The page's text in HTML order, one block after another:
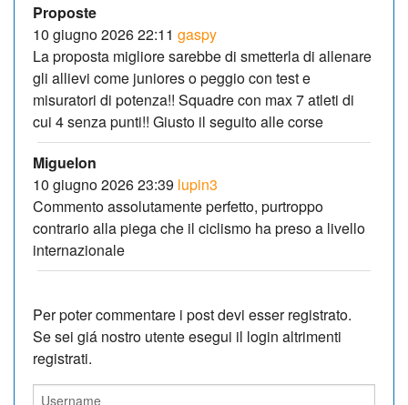
Proposte
10 giugno 2026 22:11 gaspy
La proposta migliore sarebbe di smetterla di allenare
gli allievi come juniores o peggio con test e
misuratori di potenza!! Squadre con max 7 atleti di
cui 4 senza punti!! Giusto il seguito alle corse
Miguelon
10 giugno 2026 23:39 lupin3
Commento assolutamente perfetto, purtroppo
contrario alla piega che il ciclismo ha preso a livello
internazionale
Per poter commentare i post devi esser registrato.
Se sei giá nostro utente esegui il login altrimenti
registrati.